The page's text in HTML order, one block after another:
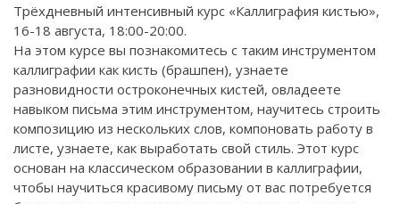
Трёхдневный интенсивный курс «Каллиграфия кистью»,
16-18 августа, 18:00-20:00.
На этом курсе вы познакомитесь с таким инструментом
каллиграфии как кисть (брашпен), узнаете
разновидности остроконечных кистей, овладеете
навыком письма этим инструментом, научитесь строить
композицию из нескольких слов, компоновать работу в
листе, узнаете, как выработать свой стиль. Этот курс
основан на классическом образовании в каллиграфии,
чтобы научиться красивому письму от вас потребуется